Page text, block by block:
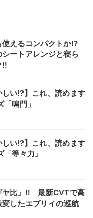
使えるコンパクトか!?
ートアレンジと寝ら
!!
しい!?】これ、読めます
鳴門」
しい!?】これ、読めます
等々力」
ヤ比」!! 最新CVTで高
したエブリイの巡航